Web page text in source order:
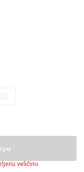
veličinu